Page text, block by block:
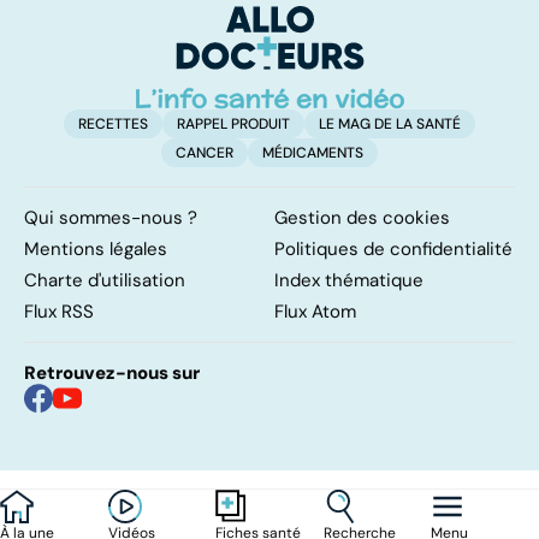
À la une Vidéos Fiches santé Recherche Menu
RECETTES RAPPEL PRODUIT
LE MAG DE LA SANTÉ
CANCER
MÉDICAMENTS
Qui sommes-nous ?
Gestion des cookies
Mentions légales
Politiques de confidentialité
Charte d'utilisation
Index thématique
Flux RSS
Flux Atom
Retrouvez-nous sur